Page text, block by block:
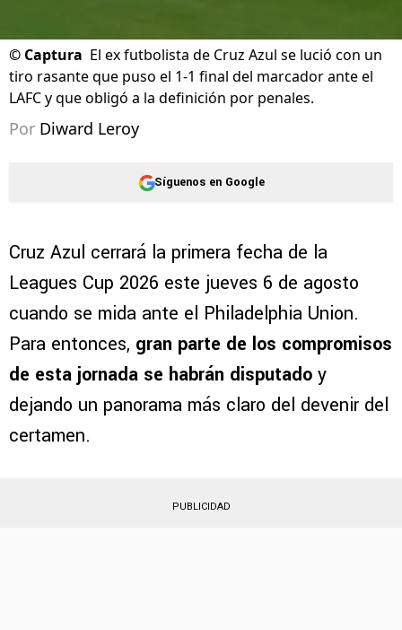
© Captura El ex futbolista de Cruz Azul se lució con un
tiro rasante que puso el 1-1 final del marcador ante el
LAFC y que obligó a la definición por penales.
Por Diward Leroy
Síguenos en Google
Cruz Azul cerrará la primera fecha de la
Leagues Cup 2026 este jueves 6 de agosto
cuando se mida ante el Philadelphia Union.
Para entonces, gran parte de los compromisos
de esta jornada se habrán disputado y
dejando un panorama más claro del devenir del
certamen.
PUBLICIDAD